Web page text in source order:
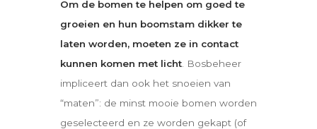
Om de bomen te helpen om goed te
groeien en hun boomstam dikker te
laten worden, moeten ze in contact
kunnen komen met licht. Bosbeheer
impliceert dan ook het snoeien van
“maten”: de minst mooie bomen worden
geselecteerd en ze worden gekapt (of